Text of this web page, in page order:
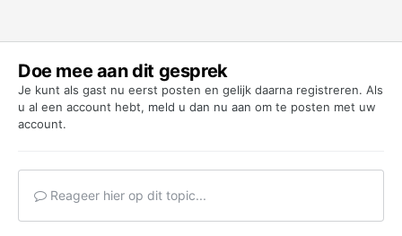
Doe mee aan dit gesprek
Je kunt als gast nu eerst posten en gelijk daarna registreren. Als
u al een account hebt, meld u dan nu aan om te posten met uw
account.
Reageer hier op dit topic...